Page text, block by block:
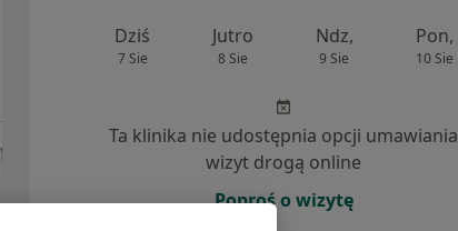
Odpowiedzi na pytania (5)
Dziś
7 Sie
Jutro
8 Sie
Ndz,
9 Sie
Pon,
10 Sie
Ta klinika nie udostępnia opcji umawiania
wizyt drogą online
Poproś o wizytę